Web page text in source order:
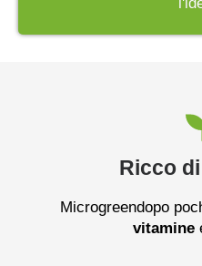
Ricco
Microgreendopo
vitamine